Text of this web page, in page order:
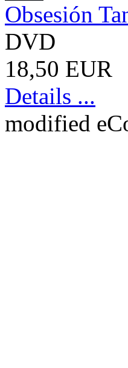
Obsesión
DVD
18,50 EUR
Details ...
modified